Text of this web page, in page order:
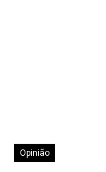
Opinião